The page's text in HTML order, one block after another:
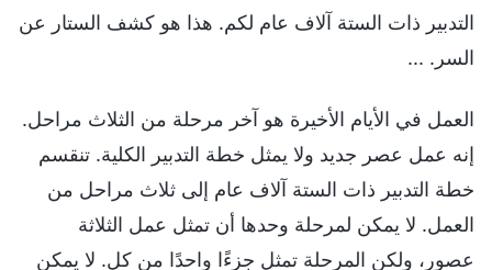
التدبير ذات الستة آلاف عام لكم. هذا هو كشف الستار عن
السر. ...
العمل في الأيام الأخيرة هو آخر مرحلة من الثلاث مراحل.
إنه عمل عصر جديد ولا يمثل خطة التدبير الكلية. تنقسم
خطة التدبير ذات الستة آلاف عام إلى ثلاث مراحل من
العمل. لا يمكن لمرحلة وحدها أن تمثل عمل الثلاثة
عصور، ولكن المرحلة تمثل جزءًا واحدًا من كل. لا يمكن